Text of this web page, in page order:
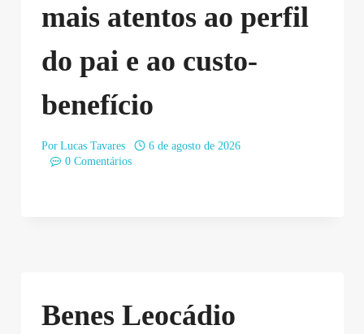
mais atentos ao perfil
do pai e ao custo-
benefício
Por Lucas Tavares
6 de agosto de 2026
0 Comentários
Benes Leocádio